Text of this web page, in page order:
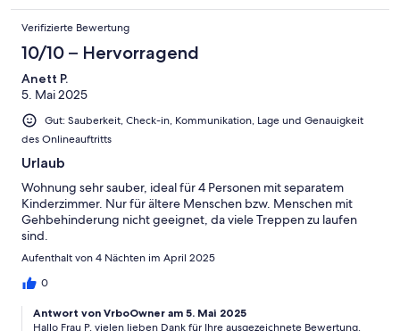
Verifizierte Bewertung
10/10 – Hervorragend
Anett P.
5. Mai 2025
Gut: Sauberkeit, Check-in, Kommunikation, Lage und Genauigkeit
des Onlineauftritts
Urlaub
Wohnung sehr sauber, ideal für 4 Personen mit separatem
Kinderzimmer. Nur für ältere Menschen bzw. Menschen mit
Gehbehinderung nicht geeignet, da viele Treppen zu laufen
sind.
Aufenthalt von 4 Nächten im April 2025
0
Antwort von VrboOwner am 5. Mai 2025
Hallo Frau P, vielen lieben Dank für Ihre ausgezeichnete Bewertung.